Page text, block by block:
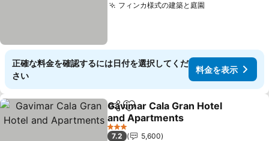
フィンカ様式の建築と庭園
正確な料金を確認するには日付を選択してくだ
さい
料金を表示
シェアお気に入りに追加
Gavimar Cala Gran Hotel
and Apartments
3 ホテルのランク
7.2
5,600